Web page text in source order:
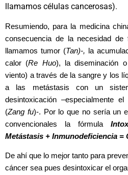
llamamos células cancerosas).
Resumiendo, para la medicina
consecuencia de la necesidad
llamamos tumor (Tan)-, la
calor (Re Huo), la diseminación
viento) a través de la sangre y los
a las metástasis con un
desintoxicación –especialmente
(Zang fu)-. Por lo que no sería un
convencionales la fórmula
Metástasis + Inmunodeficiencia =
De ahí que lo mejor tanto para
cáncer sea pues desintoxicar el